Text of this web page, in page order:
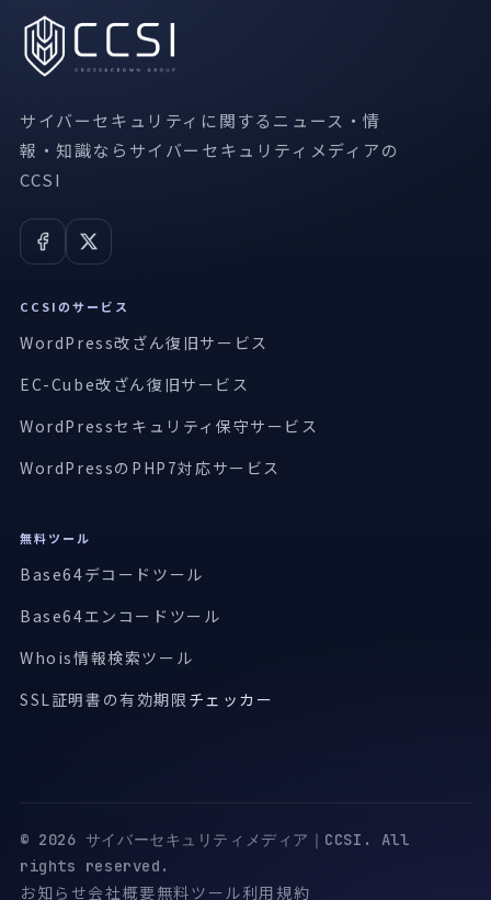
サイバーセキュリティに関するニュース・情
報・知識ならサイバーセキュリティメディアの
CCSI
CCSIのサービス
WordPress改ざん復旧サービス
EC-Cube改ざん復旧サービス
WordPressセキュリティ保守サービス
WordPressのPHP7対応サービス
無料ツール
Base64デコードツール
Base64エンコードツール
Whois情報検索ツール
SSL証明書の有効期限 チェッカー
© 2026 サイバーセキュリティメディア｜CCSI. All
rights reserved.
お知らせ会社概要無料ツール利用規約